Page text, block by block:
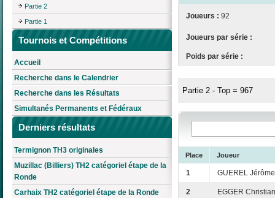
Partie 2
Partie 1
Tournois et Compétitions
Accueil
Recherche dans le Calendrier
Recherche dans les Résultats
Simultanés Permanents et Fédéraux
Derniers résultats
Termignon TH3 originales
Muzillac (Billiers) TH2 catégoriel étape de la
Ronde
Carhaix TH2 catégoriel étape de la Ronde
Joueurs : 92
Joueurs par série :
Poids par série :
Partie 2 - Top = 967
Place Joueur
1 GUEREL Jérôme
2 EGGER Christian